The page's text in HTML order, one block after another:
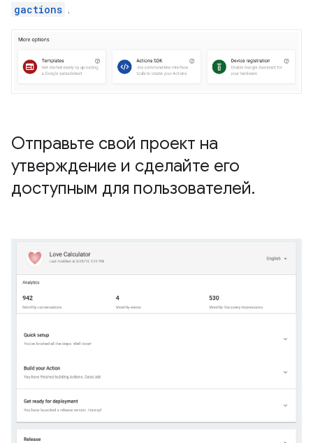
gactions .
Отправьте свой проект на
утверждение и сделайте его
доступным для пользователей.